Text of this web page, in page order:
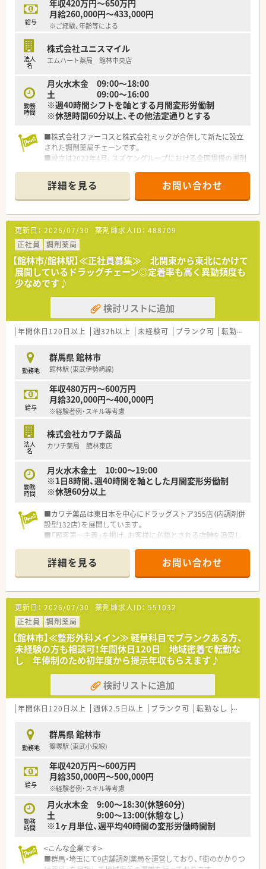
給与
年収420万円～650万円
月給260,000円～433,000円
※ご経験、年齢等による
法人
名
株式会社ユニスマイル
エムハート薬局 館林中央店
勤務
時間
月火水木金 09:00～18:00
土 09:00～16:00
※週40時間シフトを軸とする月間変形労働制
※休憩時間60分以上、その他法定通りとする
■株式会社ファーコスと株式会社ミックが合併して新たに設立
された調剤薬局チェーンです。
■設立は2022年4月、スズケングループにおける全国規模の調剤
■2社が培ってきたノウハウと企業の良さを融合し、より安定し
た経営基盤から、成長スピードを加速させていきます。
■コーポレートメッセージは「あなたに今、わたしができるこ
と」。
■正社員には全国・広域・都道府県限定・自宅通勤の4コースを用
意。
■全国・広域・都道府県限定コースの方には充実の住宅補助制度
が適用されます。
■住居は法人契約なので初期費用時の自己負担はほとんどあり
ません。
■産育休からの復帰率は95%以上！時短勤務はお子様が小学3年
生終了時まで。
■年間休日は120日以上で様々な休暇制度の用意あり。
■最新機器の導入やメディカルリスクコントローラー制度を導
入し、調剤過誤防止に向けた取り組みにも積極的です。
境です。
■家族やプライベートを大事にしながら働きたい方、キャリアを
磨きたい方皆様にお勧めです。
詳細を見る お問い合わせ
更新日： 2026/07/30 薬剤師求人ID： 488709
正社員
調剤薬局
【館林市/館林駅】≪正社員募集≫ 北関東から東北にかけて
展開しているドラッグチェーン◎定着率も高く異動頻度も
少なめです♪
検討リストに追加
年間休日120日以上 週32h以上 未経験可 ブランク可 転勤なし
勤務地
群馬県 館林市
館林駅 (東武伊勢崎線)
給与
年収480万円～600万円
月給320,000円～400,000円
※経験者例・スキル等考慮
法人
名
株式会社カワチ薬品
カワチ薬局 館林東店
勤務
時間
月火水木金土 10:00～19:00
※1日8時間、週40時間を軸とした月間変形労働制
※休憩60分以上
■カワチ薬品は東日本を中心にドラッグストア355店（内調剤併
設型132店）を展開しています。
■「顧客第一主義」を掲げ、お客様に必要とされる店舗を追究し
■薬剤師の募集にあたって、自宅通勤のエリア社員と転居を伴う
異動があるナショナル社員の2コースに分かれています。
■勤務薬剤師だけでなく、薬局長や管理職、幹部候補としてのキ
ャリアビジョンも描ける環境です。
■調剤併設店舗でのご勤務の場合、薬剤師は調剤投薬業務が中心
となります。
■「地域の人々の健康を支えたい」という思いを大事にされてい
る方、ぜひご応募ください。
詳細を見る お問い合わせ
更新日： 2026/07/30 薬剤師求人ID： 551032
正社員
調剤薬局
【館林市】≪整形外科メイン≫ 軽量科目でブランクある方、
未経験の方も相談可！年間休日120日 地域密着で転勤な
し 年俸制のため初年度から提示年収もらえます♪
検討リストに追加
年間休日120日以上 週休2.5日以上 ブランク可 転勤なし 車通勤可
勤務地
群馬県 館林市
篠塚駅 (東武小泉線)
給与
年収420万円～600万円
月給350,000円～500,000円
※経験者例・スキル等考慮
勤務
時間
月火水木金 9:00～18:30(休憩60分)
土 9:00～13:00(休憩なし)
※1ヶ月単位、週平均40時間の変形労働時間制
<こんな企業です>
■群馬・埼玉にて9店舗調剤薬局を運営しており、「街のかかりつ